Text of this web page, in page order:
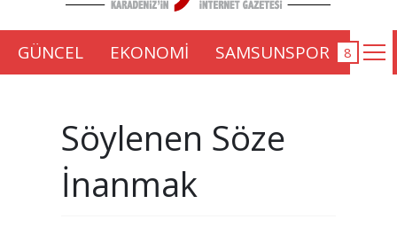
GÜNCEL EKONOMİ SAMSUNSPOR
Söylenen Söze
İnanmak